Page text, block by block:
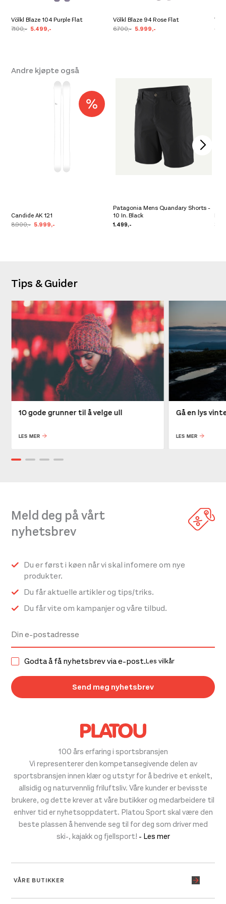
Størrelse: 179cm
Få igjen på lager
Völkl Blaze 104 Purple Flat
7.100,- 5.499,-
Völkl Blaze 94 Rose Flat
6.700,- 5.999,-
Andre kjøpte også
Candide AK 121
8.900,- 5.999,-
Patagonia Mens Quandary Shorts -
10 In. Black
1.499,-
K2
Tips & Guider
10 gode grunner til å velge ull
LES MER
Gå en lys
LES MER
100 års erfaring i sportsbransjen
Vi representerer den kompetansegivende delen av
sportsbransjen innen klær og utstyr for å bedrive et enkelt,
allsidig og naturvennlig friluftsliv. Våre kunder er bevisste
brukere, og dette krever at våre butikker og medarbeidere til
enhver tid er nyhetsoppdatert. Platou Sport skal være den
beste plassen å henvende seg til for deg som driver med
ski-, kajakk og fjellsport! - Les mer
VÅRE BUTIKKER
Meld deg på vårt
nyhetsbrev
Du er først i køen når vi skal infomere om nye
produkter.
Du får aktuelle artikler og tips/triks.
Du får vite om kampanjer og våre tilbud.
Godta å få nyhetsbrev via e-post.Les vilkår